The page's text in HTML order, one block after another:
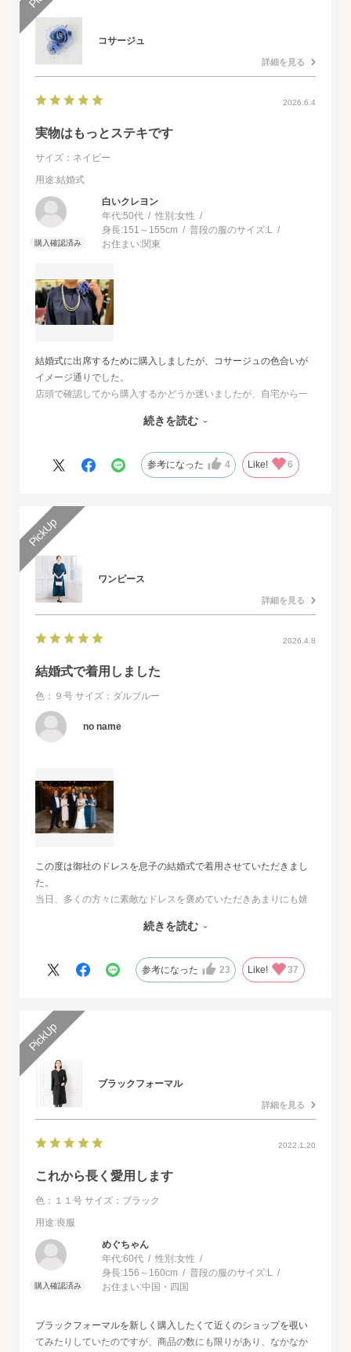
コサージュ
詳細を見る
2026.6.4
実物はもっとステキです
サイズ：ネイビー
用途:結婚式
白いクレヨン
年代:50代 性別:女性
身長:151～155cm 普段の服のサイズ:L
お住まい:関東
結婚式に出席するために購入しましたが、コサージュの色合いが
イメージ通りでした。
店頭で確認してから購入するかどうか迷いましたが、自宅から一
オンラインショップは写真数が多くじっくりと検討することがで
また、購入するとすぐに届くのでとても便利だと思いました。
続きを読む
参考になった 4 Like! 6
ワンピース
詳細を見る
2026.4.8
結婚式で着用しました
色：９号 サイズ：ダルブルー
no name
この度は御社のドレスを息子の結婚式で着用させていただきまし
た。
当日、多くの方々に素敵なドレスを褒めていただきあまりにも嬉
その旨をお伝えさせていただきたいと思いました。とても素敵な
人生最高の幸せな日に華を添えていただき、心より感謝申し上げ
続きを読む
参考になった 23 Like! 37
ブラックフォーマル
詳細を見る
2022.1.20
これから長く愛用します
色：１１号 サイズ：ブラック
用途:喪服
めぐちゃん
年代:60代 性別:女性
身長:156～160cm 普段の服のサイズ:L
お住まい:中国・四国
ブラックフォーマルを新しく購入したくて近くのショップを覗い
てみたりしていたのですが、商品の数にも限りがあり、なかなか